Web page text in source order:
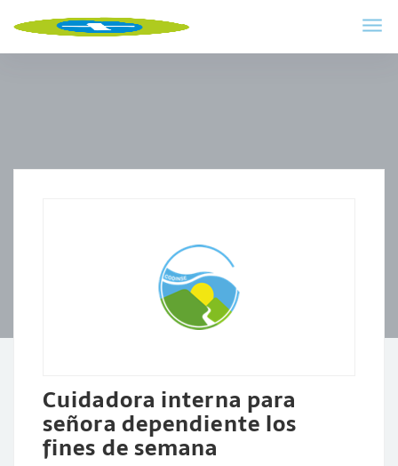
Cuidadora interna para
señora dependiente los
fines de semana